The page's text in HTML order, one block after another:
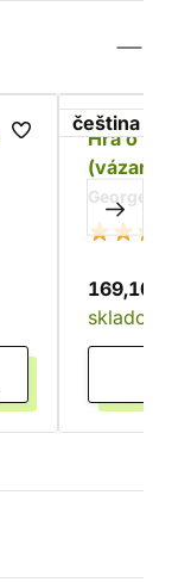
čeština
Hra o
(vázané)
George
169,10 €
skladom